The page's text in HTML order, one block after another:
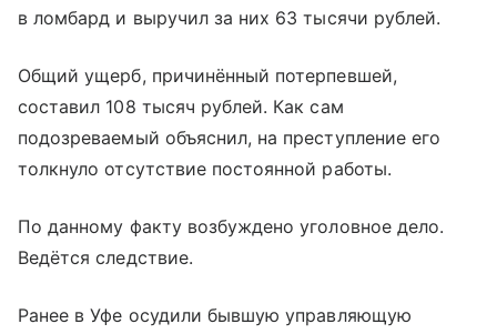
в ломбард и выручил за них 63 тысячи рублей.
Общий ущерб, причинённый потерпевшей,
составил 108 тысяч рублей. Как сам
подозреваемый объяснил, на преступление его
толкнуло отсутствие постоянной работы.
По данному факту возбуждено уголовное дело.
Ведётся следствие.
Ранее в Уфе осудили бывшую управляющую